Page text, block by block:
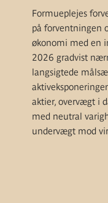
Formueplejes
på forventningen
økonomi med en
2026 gradvist
langsigtede
aktier, overvægt i
med neutral
undervægt mod